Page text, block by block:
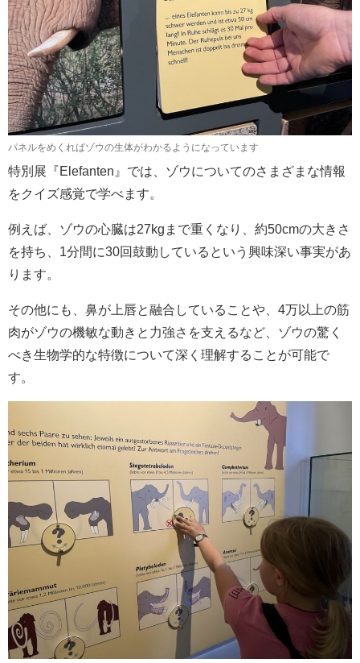
パネルをめくればゾウの生体がわかるようになっています
特別展『Elefanten』では、ゾウについてのさまざまな情報
をクイズ感覚で学べます。
例えば、ゾウの心臓は27kgまで重くなり、約50cmの大きさ
を持ち、1分間に30回鼓動しているという興味深い事実があ
ります。
その他にも、鼻が上唇と融合していることや、4万以上の筋
肉がゾウの機敏な動きと力強さを支えるなど、ゾウの驚く
べき生物学的な特徴について深く理解することが可能で
す。